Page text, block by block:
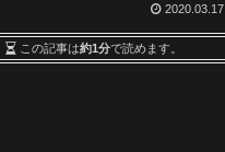
2020.03.17
この記事は約1分で読めます。